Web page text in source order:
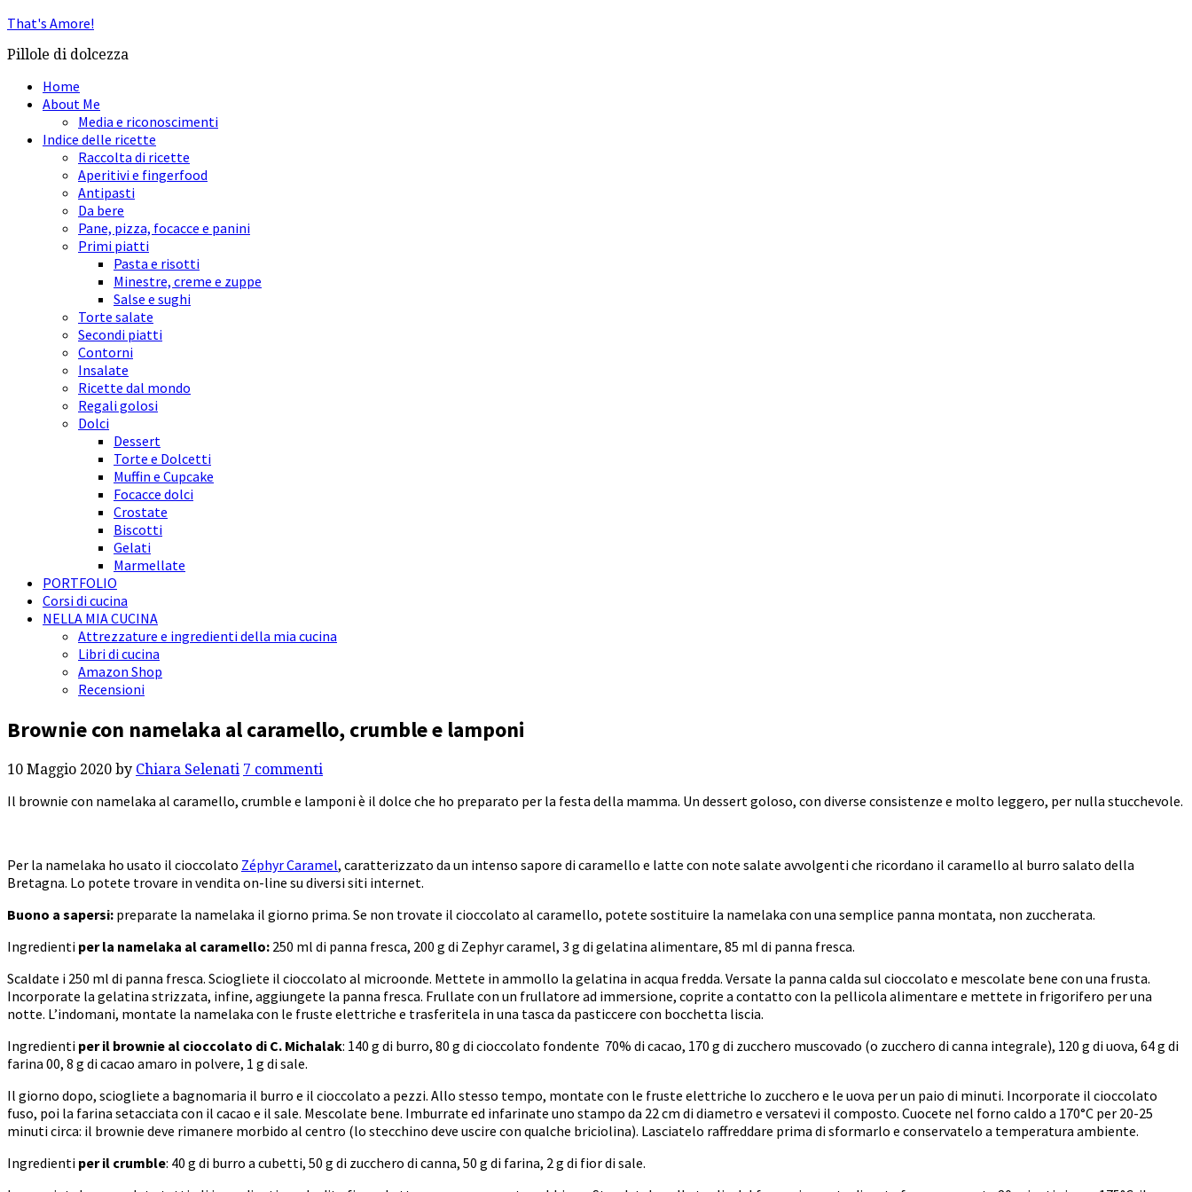
That's Amore!
Pillole di dolcezza
Home
About Me
Media e riconoscimenti
Indice delle ricette
Raccolta di ricette
Aperitivi e fingerfood
Antipasti
Da bere
Pane, pizza, focacce e panini
Primi piatti
Pasta e risotti
Minestre, creme e zuppe
Salse e sughi
Torte salate
Secondi piatti
Contorni
Insalate
Ricette dal mondo
Regali golosi
Dolci
Dessert
Torte e Dolcetti
Muffin e Cupcake
Focacce dolci
Crostate
Biscotti
Gelati
Marmellate
PORTFOLIO
Corsi di cucina
NELLA MIA CUCINA
Attrezzature e ingredienti della mia cucina
Libri di cucina
Amazon Shop
Recensioni
Brownie con namelaka al caramello, crumble e lamponi
10 Maggio 2020 by Chiara Selenati 7 commenti
Il brownie con namelaka al caramello, crumble e lamponi è il dolce che ho preparato per la festa della mamma. Un dessert goloso, con diverse consistenze e molto leggero, per nulla stucchevole.
Per la namelaka ho usato il cioccolato Zéphyr Caramel, caratterizzato da un intenso sapore di caramello e latte con note salate avvolgenti che ricordano il caramello al burro salato della
Bretagna. Lo potete trovare in vendita on-line su diversi siti internet.
Buono a sapersi: preparate la namelaka il giorno prima. Se non trovate il cioccolato al caramello, potete sostituire la namelaka con una semplice panna montata, non zuccherata.
Ingredienti per la namelaka al caramello: 250 ml di panna fresca, 200 g di Zephyr caramel, 3 g di gelatina alimentare, 85 ml di panna fresca.
Scaldate i 250 ml di panna fresca. Sciogliete il cioccolato al microonde. Mettete in ammollo la gelatina in acqua fredda. Versate la panna calda sul cioccolato e mescolate bene con una frusta.
Incorporate la gelatina strizzata, infine, aggiungete la panna fresca. Frullate con un frullatore ad immersione, coprite a contatto con la pellicola alimentare e mettete in frigorifero per una
notte. L’indomani, montate la namelaka con le fruste elettriche e trasferitela in una tasca da pasticcere con bocchetta liscia.
Ingredienti per il brownie al cioccolato di C. Michalak: 140 g di burro, 80 g di cioccolato fondente 70% di cacao, 170 g di zucchero muscovado (o zucchero di canna integrale), 120 g di uova, 64 g di
farina 00, 8 g di cacao amaro in polvere, 1 g di sale.
Il giorno dopo, sciogliete a bagnomaria il burro e il cioccolato a pezzi. Allo stesso tempo, montate con le fruste elettriche lo zucchero e le uova per un paio di minuti. Incorporate il cioccolato
fuso, poi la farina setacciata con il cacao e il sale. Mescolate bene. Imburrate ed infarinate uno stampo da 22 cm di diametro e versatevi il composto. Cuocete nel forno caldo a 170°C per 20-25
minuti circa: il brownie deve rimanere morbido al centro (lo stecchino deve uscire con qualche briciolina). Lasciatelo raffreddare prima di sformarlo e conservatelo a temperatura ambiente.
Ingredienti per il crumble: 40 g di burro a cubetti, 50 g di zucchero di canna, 50 g di farina, 2 g di fior di sale.